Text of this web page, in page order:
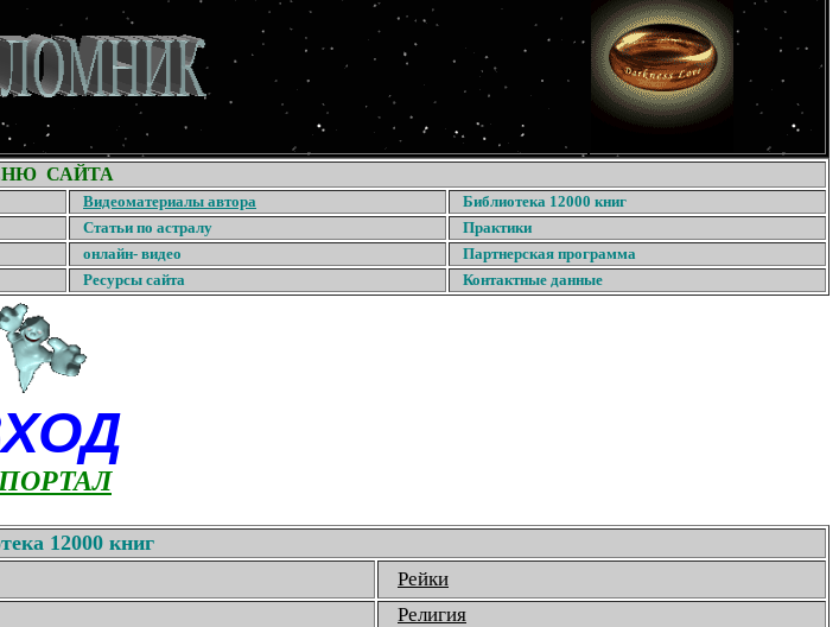
САЙТА
Видеоматериалы автора
Библиотека 12000 книг
Статьи по астралу
Практики
онлайн- видео
Партнерская программа
Ресурсы сайта Контактные данные
12000 книг
Рейки
Религия